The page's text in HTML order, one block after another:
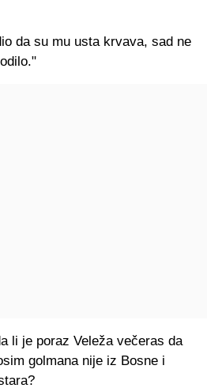
da su mu usta krvava, sad ne
li je poraz Veleža večeras da
golmana nije iz Bosne i